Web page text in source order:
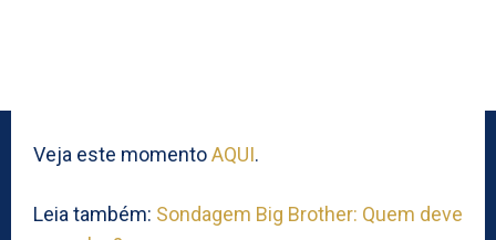
Veja este momentoAQUI.
Leia também: Sondagem Big Brother: Quem deve